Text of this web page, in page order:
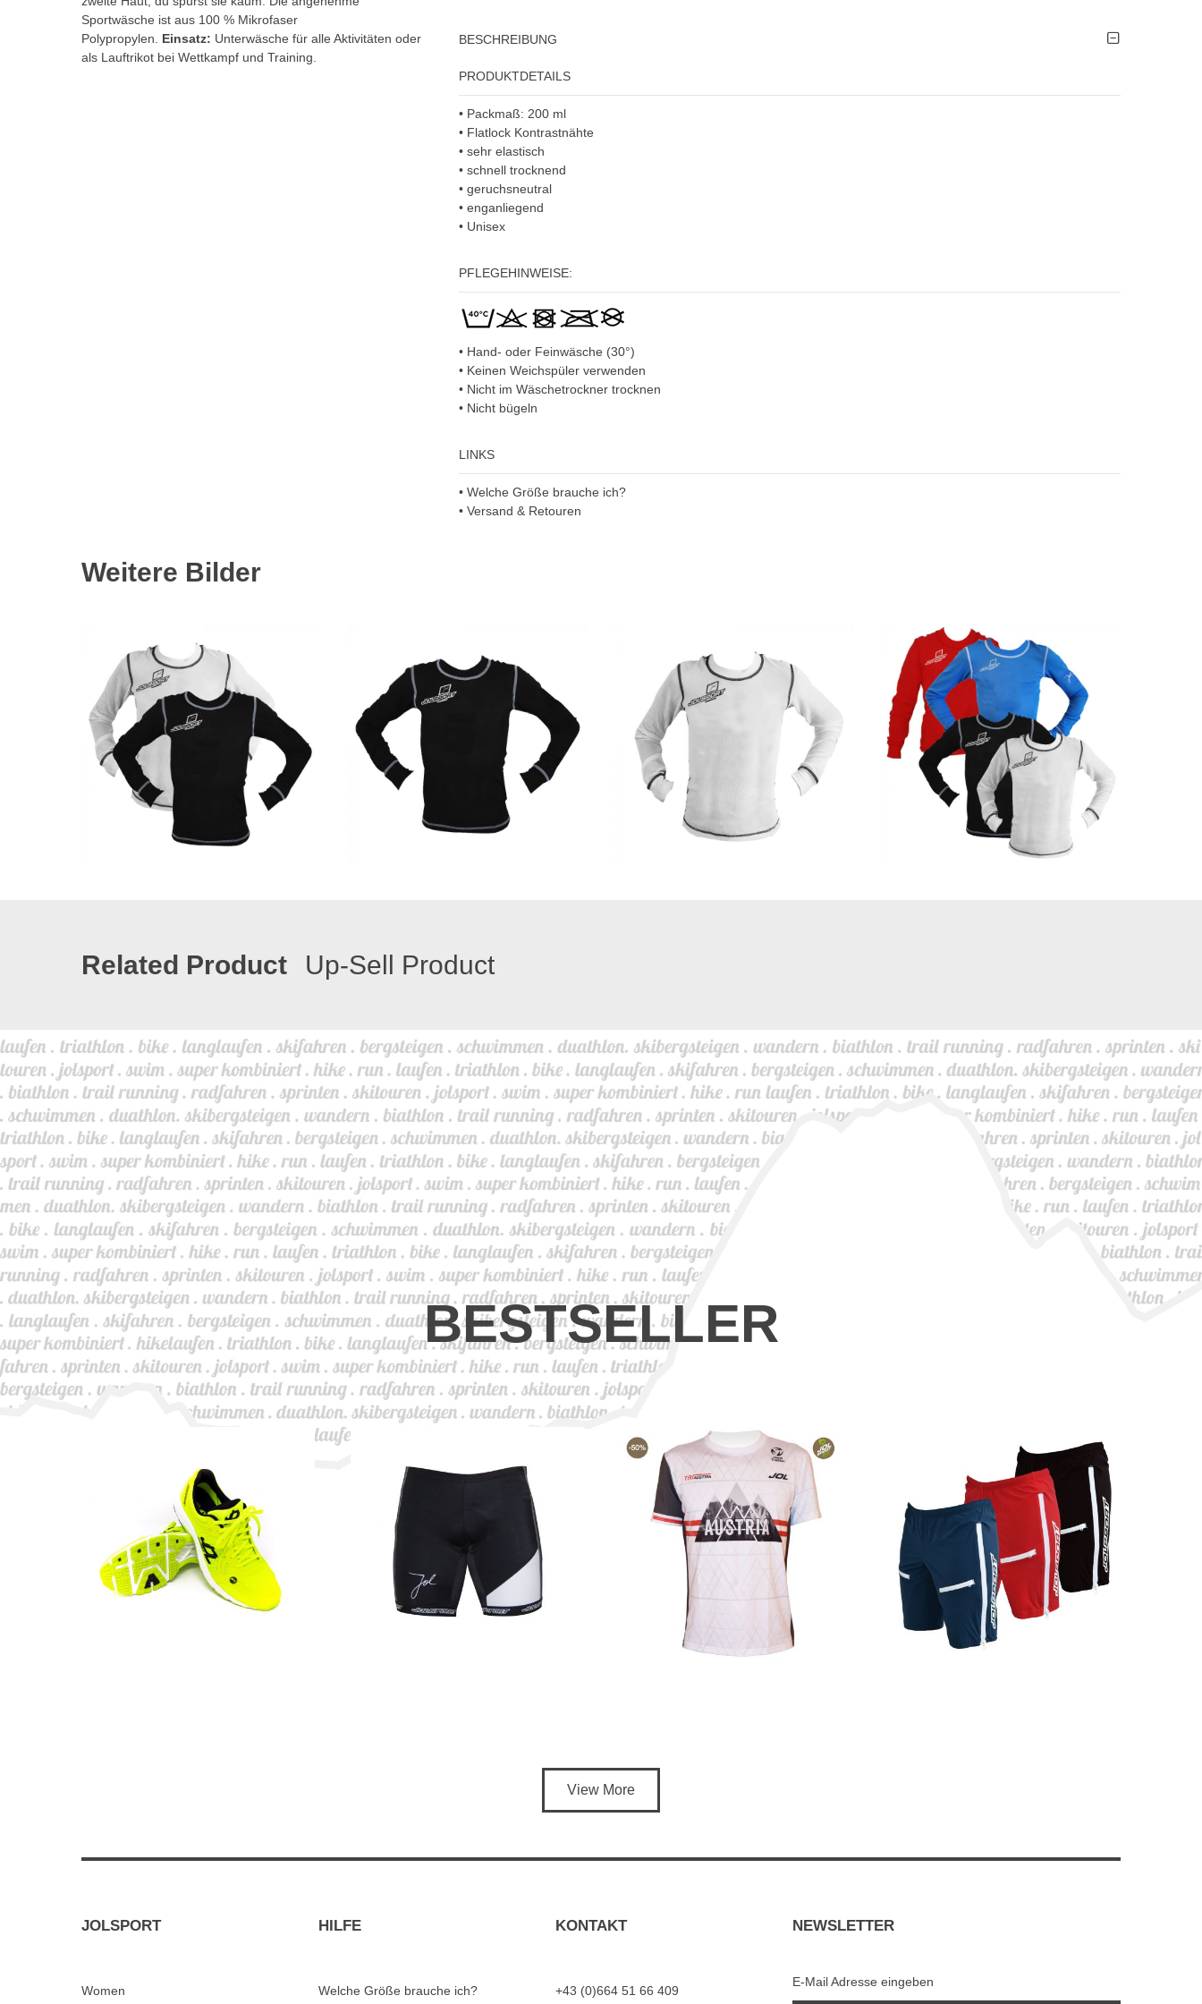
BESCHREIBUNG
PRODUKTDETAILS
• Packmaß: 200 ml
• Flatlock Kontrastnähte
• sehr elastisch
• schnell trocknend
• geruchsneutral
• enganliegend
• Unisex
PFLEGEHINWEISE:
• Hand- oder Feinwäsche (30°)
• Keinen Weichspüler verwenden
• Nicht im Wäschetrockner trocknen
• Nicht bügeln
LINKS
• Welche Größe brauche ich?
• Versand & Retouren
Sportwäsche ist aus 100 % Mikrofaser
Polypropylen. Einsatz: Unterwäsche für alle Aktivitäten oder
als Lauftrikot bei Wettkampf und Training.
Weitere Bilder
Related Product Up-Sell Product
BESTSELLER
View More
JOLSPORT
Women
HILFE
Welche Größe brauche ich?
KONTAKT
+43 (0)664 51 66 409
NEWSLETTER
E-Mail Adresse eingeben